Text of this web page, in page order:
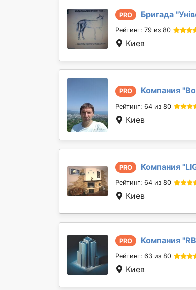
PRO Бригада "
Рейтинг: 79 из 80
Киев
PRO Компания "
Рейтинг: 64 из 80
Киев
PRO Компания "
Рейтинг: 64 из 80
Киев
PRO Компания "
Рейтинг: 63 из 80
Киев